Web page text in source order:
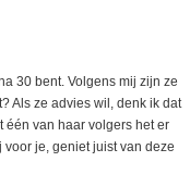
30 bent. Volgens mij zijn ze
Als ze advies wil, denk ik dat
één van haar volgers het er
je, geniet juist van deze